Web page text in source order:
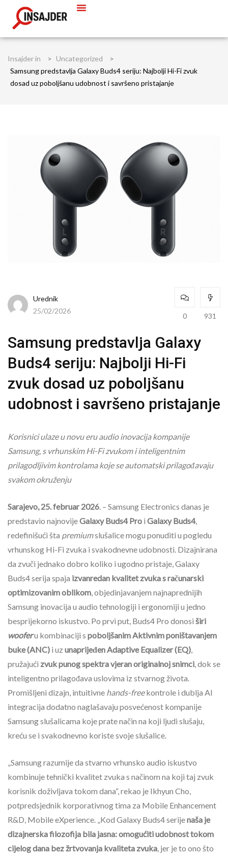
Insajder in > Uncategorized
>
Samsung predstavlja Galaxy Buds4 seriju: Najbolji Hi-Fi zvuk
dosad uz poboljšanu udobnost i savršeno pristajanje
Urednik
25/02/2026
0 931
Samsung predstavlja Galaxy
Buds4 seriju: Najbolji Hi-Fi
zvuk dosad uz poboljšanu
udobnost i savršeno pristajanje
Korisnici ulaze u novu eru audio inovacija kompanije
Samsung, s vrhunskim Hi-Fi zvukom i inteligentnim
prilagodljivim kontrolama koje se automatski prilagođavaju
svakom okruženju
Sarajevo, 25. februar 2026. – Samsung Electronics danas je
predstavio najnovijeGalaxy Buds4 Pro i Galaxy Buds4,
redefinišući šta premiumslušalice mogu ponuditi u pogledu
vrhunskog Hi-Fi zvuka i svakodnevne udobnosti. Dizajnirana
da zvuči jednako dobro koliko i ugodno pristaje, Galaxy
Buds4 serija spaja izvanredan kvalitet zvuka s računarski
optimizovanim oblikom, objedinjavanjem najnaprednijih
Samsung inovacija u audio tehnologiji i ergonomiji u jedno
besprijekorno iskustvo. Po prvi put, Buds4 Pro donosi širi
wooferu kombinaciji s poboljšanim Aktivnim poništavanjem
buke (ANC) i uz unaprijeđen Adaptive Equalizer (EQ),
pružajući zvuk punog spektra vjeran originalnoj snimci, dok se
inteligentno prilagođava uslovima iz stvarnog života.
Promišljeni dizajn, intuitivne hands-freekontrole i dublja AI
integracija dodatno naglašavaju posvećenost kompanije
Samsung slušalicama koje prate način na koji ljudi slušaju,
kreću se i svakodnevno koriste svoje slušalice.
„Samsung razumije da stvarno vrhunsko audio iskustvo
kombinuje tehnički kvalitet zvuka s načinom na koji taj zvuk
korisnik doživljava tokom dana“, rekao je Ikhyun Cho,
potpredsjednik korporativnog tima za Mobile Enhancement
R&D, Mobile eXperience. „Kod Galaxy Buds4 serijenaša je
dizajnerska filozofija bila jasna: omogućiti udobnost tokom
cijelog dana bez žrtvovanja kvaliteta zvuka, jer je to ono što